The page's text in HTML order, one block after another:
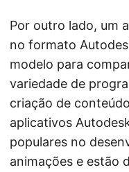
Por outro lado, um
no formato
modelo para
variedade de
criação de
aplicativos
populares no
animações e estão